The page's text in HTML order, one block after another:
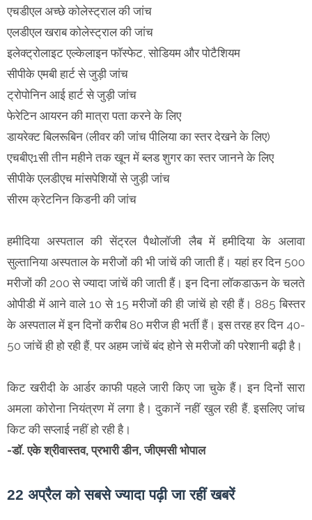
एचडीएल अच्छे कोलेस्ट्राल की जांच
एलडीएल खराब कोलेस्ट्राल की जांच
इलेक्ट्रोलाइट एल्केलाइन फॉस्फेट, सोडियम और पोटैशियम
सीपीके एमबी हार्ट से जुड़ी जांच
ट्रोपोनिन आई हार्ट से जुड़ी जांच
फेरेटिन आयरन की मात्रा पता करने के लिए
डायरेक्ट बिलरूबिन (लीवर की जांच पीलिया का स्तर देखने के लिए)
एचबीए1सी तीन महीने तक खून में ब्लड शुगर का स्तर जानने के लिए
सीपीके एलडीएच मांसपेशियों से जुड़ी जांच
सीरम क्रेटनिन किडनी की जांच
हमीदिया अस्पताल की सेंट्रल पैथोलॉजी लैब में हमीदिया के अलावा
सुल्तानिया अस्पताल के मरीजों की भी जांचें की जाती हैं। यहां हर दिन 500
मरीजों की 200 से ज्यादा जांचें की जाती हैं। इन दिना लॉकडाऊन के चलते
ओपीडी में आने वाले 10 से 15 मरीजों की ही जांचें हो रही हैं। 885 बिस्तर
के अस्पताल में इन दिनों करीब 80 मरीज ही भर्ती हैं। इस तरह हर दिन 40-
50 जांचें ही हो रही हैं, पर अहम जांचें बंद होने से मरीजों की परेशानी बढ़ी है।
किट खरीदी के आर्डर काफी पहले जारी किए जा चुके हैं। इन दिनों सारा
अमला कोरोना नियंत्रण में लगा है। दुकानें नहीं खुल रही हैं, इसलिए जांच
किट की सप्लाई नहीं हो रही है।
-डॉ. एके श्रीवास्तव, प्रभारी डीन, जीएमसी भोपाल
22 अप्रैल को सबसे ज्यादा पढ़ी जा रहीं खबरें